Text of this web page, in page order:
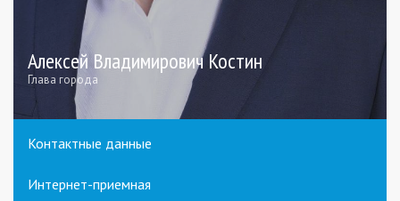
Алексей Владимирович Костин
Глава города
Контактные данные
Интернет-приемная